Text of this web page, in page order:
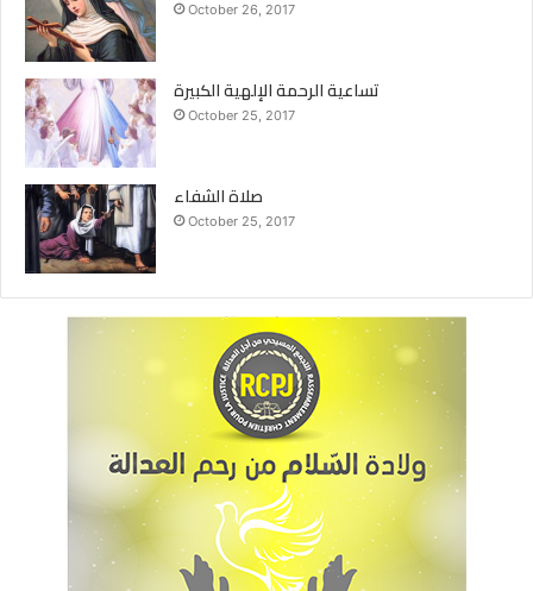
October 26, 2017
تساعية الرحمة الإلهية الكبيرة
October 25, 2017
صلاة الشفاء
October 25, 2017